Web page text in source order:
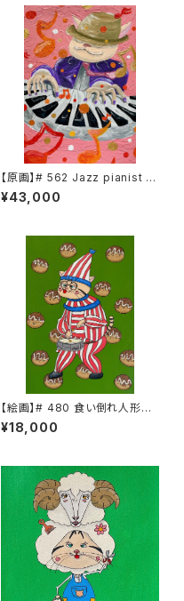
【原画】# 562 Jazz pianist C
HACHA
¥43,000
【絵画】# 480 食い倒れ人形
茶々さん
¥18,000